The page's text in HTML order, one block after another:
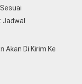
Jadwal
Akan Di Kirim Ke